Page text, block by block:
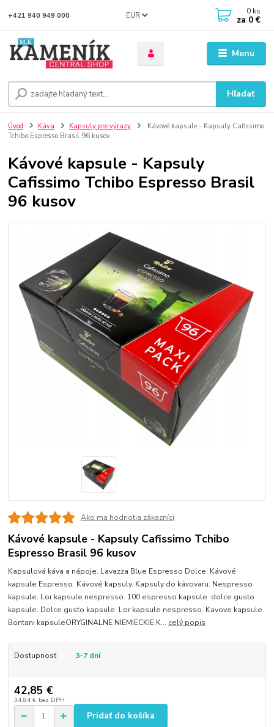
Menu
EUR
Hľadať
+421 940 949 000 0 ks
za 0 €
Úvod Káva Kapsuly pre výrazy
Kávové kapsule - Kapsuly Cafissimo
Tchibo Espresso Brasil 96 kusov
Kávové kapsule - Kapsuly
Cafissimo Tchibo Espresso Brasil
96 kusov
Ako ma hodnotia zákazníci
Kávové kapsule - Kapsuly Cafissimo Tchibo
Espresso Brasil 96 kusov
Kapsulová káva a nápoje. Lavazza Blue Espresso Dolce. Kávové
kapsule Espresso. Kávové kapsuly. Kapsuly do kávovaru. Nespresso
kapsule. Lor kapsule nespresso. 100 espresso kapsule .dolce gusto
kapsule. Dolce gusto kapsule. Lor kapsule nespresso. Kavove kapsule.
Bontani kapsuleORYGINALNE NIEMIECKIE K... celý popis
Dostupnosť 3-7 dní
42,85 €
34,84 € bez DPH
Pridať do košíka